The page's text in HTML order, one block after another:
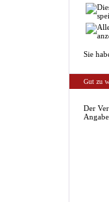
Sie
Gut zu
Der